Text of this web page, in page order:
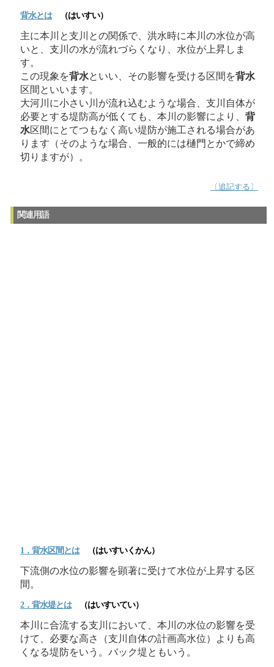
背水とは（はいすい）
主に本川と支川との関係で、洪水時に本川の水位が高
いと、支川の水が流れづらくなり、水位が上昇しま
す。
この現象を背水といい、その影響を受ける区間を背水
区間といいます。
大河川に小さい川が流れ込むような場合、支川自体が
必要とする堤防高が低くても、本川の影響により、 背
水区間にとてつもなく高い堤防が施工される場合があ
ります（そのような場合、一般的には樋門とかで締め
切りますが）。
〔追記する〕
関連用語
1． 背水区間とは（はいすいくかん）
下流側の水位の影響を顕著に受けて水位が上昇する区
間。
2． 背水堤とは（はいすいてい）
本川に合流する支川において、本川の水位の影響を受
けて、必要な高さ（支川自体の計画高水位）よりも高
くなる堤防をいう。バック堤ともいう。